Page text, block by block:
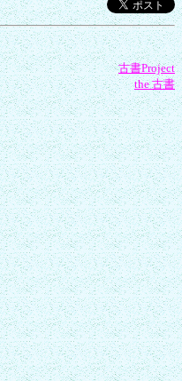
古書Project
the 古書